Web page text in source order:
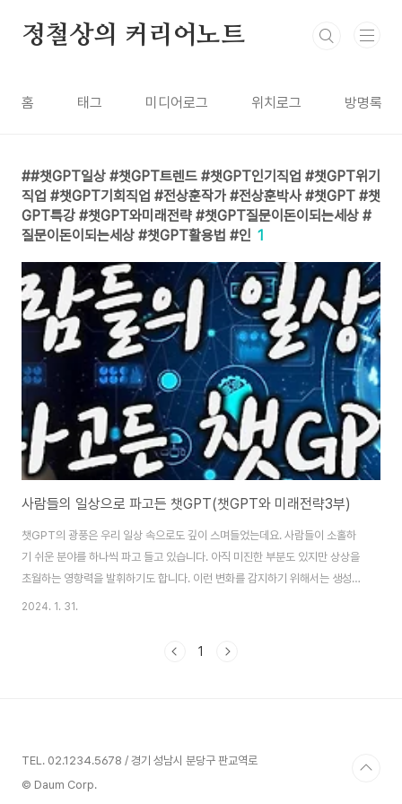
정철상의 커리어노트
홈 태그 미디어로그 위치로그 방명록
#챗GPT일상 #챗GPT트렌드 #챗GPT인기직업 #챗GPT위기
직업 #챗GPT기회직업 #전상훈작가 #전상훈박사 #챗GPT #챗
GPT특강 #챗GPT와미래전략 #챗GPT질문이돈이되는세상 #
질문이돈이되는세상 #챗GPT활용법 #인 1
사람들의 일상으로 파고든 챗GPT(챗GPT와 미래전략3부)
챗GPT의 광풍은 우리 일상 속으로도 깊이 스며들었는데요. 사람들이 소홀하
기 쉬운 분야를 하나씩 파고 들고 있습니다. 아직 미진한 부분도 있지만 상상을
초월하는 영향력을 발휘하기도 합니다. 이런 변화를 감지하기 위해서는 생성형
AI에 대한 본질적인 이해가 필요합니다. 이에 베스트셀러 《챗GPT 질문이 돈
시고 영상 내에 댓글로 이메일주소 남겨주시면 강의자료를 일괄적으로 보내드
2024. 1. 31.
1
TEL. 02.1234.5678 / 경기 성남시 분당구 판교역로
© Daum Corp.